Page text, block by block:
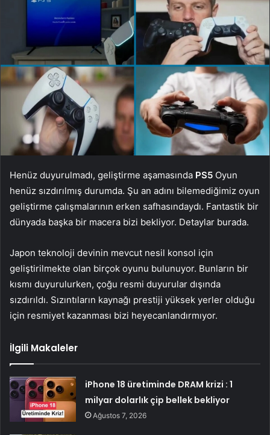
Henüz duyurulmadı, geliştirme aşamasında PS5 Oyun
henüz sızdırılmış durumda. Şu an adını bilemediğimiz oyun
geliştirme çalışmalarının erken safhasındaydı. Fantastik bir
dünyada başka bir macera bizi bekliyor. Detaylar burada.
Japon teknoloji devinin mevcut nesil konsol için
geliştirilmekte olan birçok oyunu bulunuyor. Bunların bir
kısmı duyurulurken, çoğu resmi duyurular dışında
sızdırıldı. Sızıntıların kaynağı prestiji yüksek yerler olduğu
için resmiyet kazanması bizi heyecanlandırmıyor.
İlgili Makaleler
iPhone 18 üretiminde DRAM krizi : 1
milyar dolarlık çip bellek bekliyor
Ağustos 7, 2026